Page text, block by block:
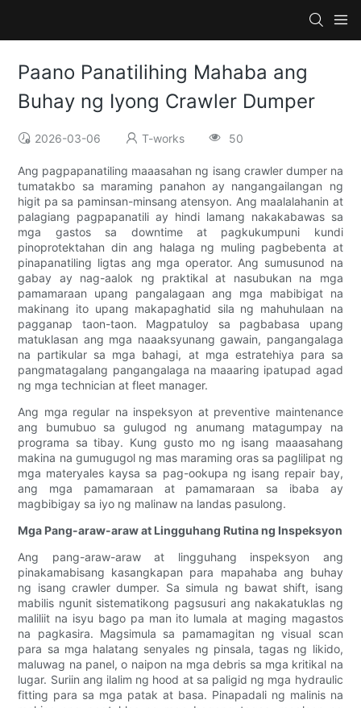
Paano Panatilihing Mahaba ang
Buhay ng Iyong Crawler Dumper
2026-03-06 T-works 50
Ang pagpapanatiling maaasahan ng isang crawler dumper na
tumatakbo sa maraming panahon ay nangangailangan ng
higit pa sa paminsan-minsang atensyon. Ang maalalahanin at
palagiang pagpapanatili ay hindi lamang nakakabawas sa
mga gastos sa downtime at pagkukumpuni kundi
pinoprotektahan din ang halaga ng muling pagbebenta at
pinapanatiling ligtas ang mga operator. Ang sumusunod na
gabay ay nag-aalok ng praktikal at nasubukan na mga
pamamaraan upang pangalagaan ang mga mabibigat na
makinang ito upang makapaghatid sila ng mahuhulaan na
pagganap taon-taon. Magpatuloy sa pagbabasa upang
matuklasan ang mga naaaksyunang gawain, pangangalaga
na partikular sa mga bahagi, at mga estratehiya para sa
pangmatagalang pangangalaga na maaaring ipatupad agad
ng mga technician at fleet manager.
Ang mga regular na inspeksyon at preventive maintenance
ang bumubuo sa gulugod ng anumang matagumpay na
programa sa tibay. Kung gusto mo ng isang maaasahang
makina na gumugugol ng mas maraming oras sa paglilipat ng
mga materyales kaysa sa pag-ookupa ng isang repair bay,
ang mga pamamaraan at pamamaraan sa ibaba ay
magbibigay sa iyo ng malinaw na landas pasulong.
Mga Pang-araw-araw at Lingguhang Rutina ng Inspeksyon
Ang pang-araw-araw at lingguhang inspeksyon ang
pinakamabisang kasangkapan para mapahaba ang buhay
ng isang crawler dumper. Sa simula ng bawat shift, isang
mabilis ngunit sistematikong pagsusuri ang nakakatuklas ng
maliliit na isyu bago pa man ito lumala at maging magastos
na pagkasira. Magsimula sa pamamagitan ng visual scan
para sa mga halatang senyales ng pinsala, tagas ng likido,
maluwag na panel, o naipon na mga debris sa mga kritikal na
lugar. Suriin ang ilalim ng hood at sa paligid ng mga hydraulic
fitting para sa mga patak at basa. Pinapadali ng malinis na